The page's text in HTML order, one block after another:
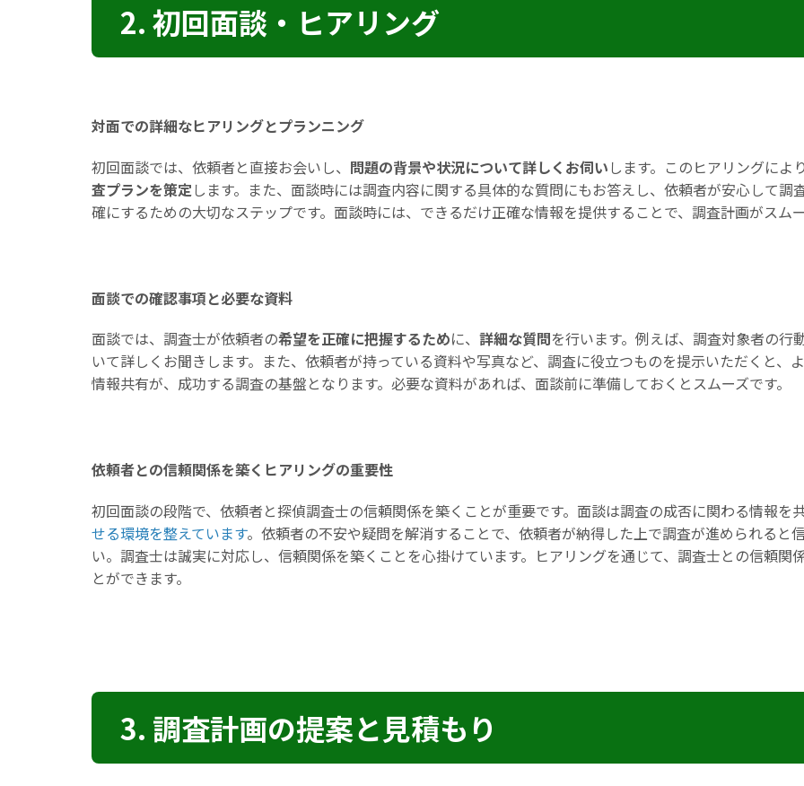
2. 初回面談・ヒアリング
対面での詳細なヒアリングとプランニング
初回面談では、依頼者と直接お会いし、 問題の背景や状況について詳しくお伺い します。このヒアリングによ
査プランを策定 します。また、面談時には調査内容に関する具体的な質問にもお答えし、依頼者が安心して
確にするための大切なステップです。面談時には、できるだけ正確な情報を提供することで、調査計画がスム
面談での確認事項と必要な資料
面談では、調査士が依頼者の希望を正確に把握するために、 詳細な質問を行います。例えば、調査対象者の
いて詳しくお聞きします。また、依頼者が持っている資料や写真など、調査に役立つものを提示いただくと、
情報共有が、成功する調査の基盤となります。必要な資料があれば、面談前に準備しておくとスムーズです。
依頼者との信頼関係を築くヒアリングの重要性
初回面談の段階で、依頼者と探偵調査士の信頼関係を築くことが重要です。面談は調査の成否に関わる情報を
せる環境を整えています。依頼者の不安や疑問を解消することで、依頼者が納得した上で調査が進められると
い。調査士は誠実に対応し、信頼関係を築くことを心掛けています。ヒアリングを通じて、調査士との信頼
とができます。
3. 調査計画の提案と見積もり